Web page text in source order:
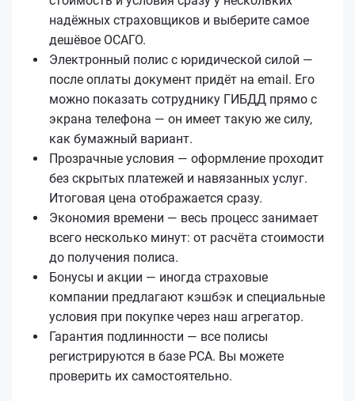
надёжных страховщиков и выберите самое
дешёвое ОСАГО.
Электронный полис с юридической силой —
после оплаты документ придёт на email. Его
можно показать сотруднику ГИБДД прямо с
экрана телефона — он имеет такую же силу,
как бумажный вариант.
Прозрачные условия — оформление проходит
без скрытых платежей и навязанных услуг.
Итоговая цена отображается сразу.
Экономия времени — весь процесс занимает
всего несколько минут: от расчёта стоимости
до получения полиса.
Бонусы и акции — иногда страховые
компании предлагают кэшбэк и специальные
условия при покупке через наш агрегатор.
Гарантия подлинности — все полисы
регистрируются в базе РСА. Вы можете
проверить их самостоятельно.